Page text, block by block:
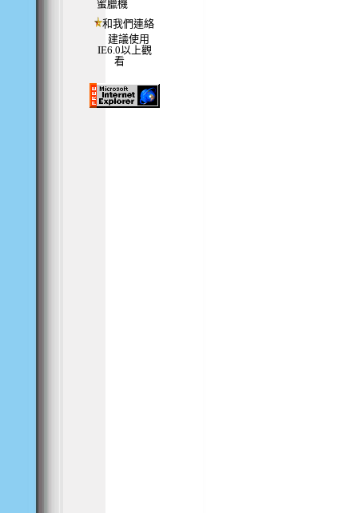
蜜臘機
和我們連絡
建議使用
IE6.0以上觀
看